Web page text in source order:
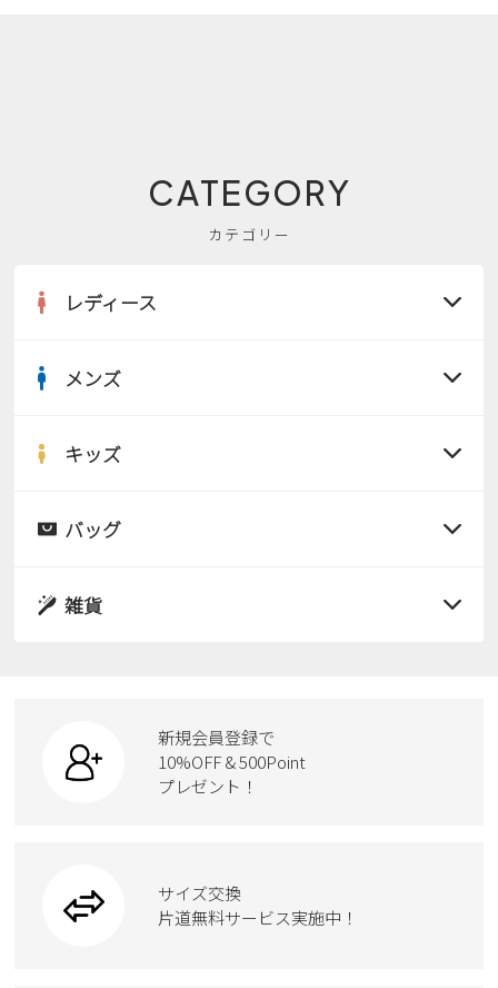
CATEGORY
カテゴリー
レディース
サンダル
スニーカー
カジュアルシューズ
ワークシューズ
ウェア
メンズ
サンダル
ローファー
ブーツ
キッズ
サンダル
スクール
バッグ
ボディバッグ
ハンドバッグ
トートバッグ
雑貨
ケア用品
新規会員登録で
10%OFF & 500Point
プレゼント！
サイズ交換
片道無料サービス実施中！